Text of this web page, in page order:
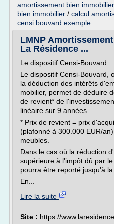
amortissement bien
bien immobilier / calcul
censi bouvard exemple
LMNP
La Résidence ...
Le dispositif Censi-Bouvard
Le dispositif Censi-Bouvard,
la déduction des intérêts
mobilier, permet de déduire
de revient* de
linéaire sur 9 années.
* Prix de revient = prix
(plafonné à 300.000 EUR/
meubles.
Dans le cas où la réduction
supérieure à l'impôt dû par
pourra être reporté jusqu'à
En...
Lire la suite
Site : https://